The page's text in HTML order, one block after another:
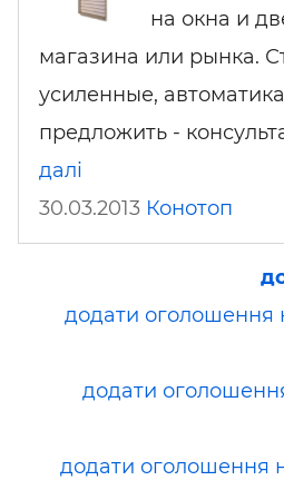
на окна и
магазина или рынка.
усиленные,
предложить -
далі
30.03.2013 Конотоп
додати
додати
додати